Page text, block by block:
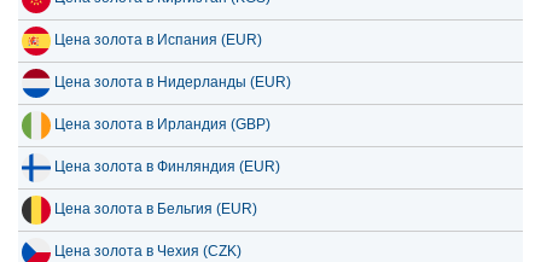
Цена золота в Испания (EUR)
Цена золота в Нидерланды (EUR)
Цена золота в Ирландия (GBP)
Цена золота в Финляндия (EUR)
Цена золота в Бельгия (EUR)
Цена золота в Чехия (CZK)